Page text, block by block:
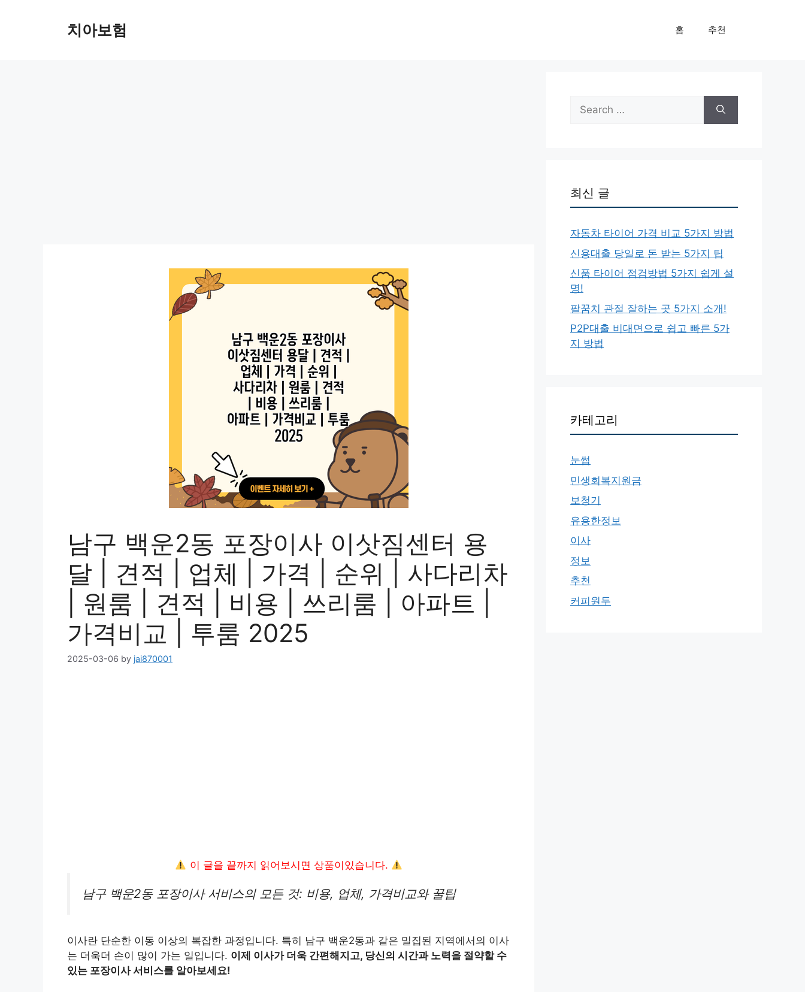
치아보험 홈 추천
남구 백운2동 포장이사 이삿짐센터 용
달 | 견적 | 업체 | 가격 | 순위 | 사다리차
| 원룸 | 견적 | 비용 | 쓰리룸 | 아파트 |
가격비교 | 투룸 2025
2025-03-06 by jai870001
이 글을 끝까지 읽어보시면 상품이있습니다.
남구 백운2동 포장이사 서비스의 모든 것: 비용, 업체, 가격비교와 꿀팁
이사란 단순한 이동 이상의 복잡한 과정입니다. 특히 남구 백운2동과 같은 밀집된 지역에서의 이사
는 더욱더 손이 많이 가는 일입니다. 이제 이사가 더욱 간편해지고, 당신의 시간과 노력을 절약할 수
있는 포장이사 서비스를 알아보세요!
Search
for:
최신 글
자동차 타이어 가격 비교 5가지 방법
신용대출 당일로 돈 받는 5가지 팁
신품 타이어 점검방법 5가지 쉽게 설
명!
팔꿈치 관절 잘하는 곳 5가지 소개!
P2P대출 비대면으로 쉽고 빠른 5가
지 방법
카테고리
눈썹
민생회복지원금
보청기
유용한정보
이사
정보
추천
커피원두